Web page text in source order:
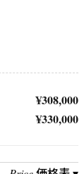
¥308,000
¥330,000